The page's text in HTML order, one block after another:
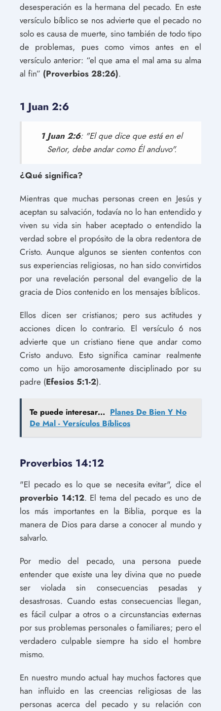
desesperación es la hermana del pecado. En este
versículo bíblico se nos advierte que el pecado no
solo es causa de muerte, sino también de todo tipo
de problemas, pues como vimos antes en el
versículo anterior: “el que ama el mal ama su alma
al fin” (Proverbios 28:26).
1 Juan 2:6
1 Juan 2:6: "El que dice que está en el
Señor, debe andar como Él anduvo".
¿Qué significa?
Mientras que muchas personas creen en Jesús y
aceptan su salvación, todavía no lo han entendido y
viven su vida sin haber aceptado o entendido la
verdad sobre el propósito de la obra redentora de
Cristo. Aunque algunos se sienten contentos con
sus experiencias religiosas, no han sido convirtidos
por una revelación personal del evangelio de la
gracia de Dios contenido en los mensajes bíblicos.
Ellos dicen ser cristianos; pero sus actitudes y
acciones dicen lo contrario. El versículo 6 nos
advierte que un cristiano tiene que andar como
Cristo anduvo. Esto significa caminar realmente
como un hijo amorosamente disciplinado por su
padre (Efesios 5:1-2).
Te puede interesar... Planes De Bien Y No
De Mal - Versículos Bíblicos
Proverbios 14:12
"El pecado es lo que se necesita evitar", dice el
proverbio 14:12. El tema del pecado es uno de
los más importantes en la Biblia, porque es la
manera de Dios para darse a conocer al mundo y
salvarlo.
Por medio del pecado, una persona puede
entender que existe una ley divina que no puede
ser violada sin consecuencias pesadas y
desastrosas. Cuando estas consecuencias llegan,
es fácil culpar a otros o a circunstancias externas
por sus problemas personales o familiares; pero el
verdadero culpable siempre ha sido el hombre
mismo.
En nuestro mundo actual hay muchos factores que
han influido en las creencias religiosas de las
personas acerca del pecado y su relación con